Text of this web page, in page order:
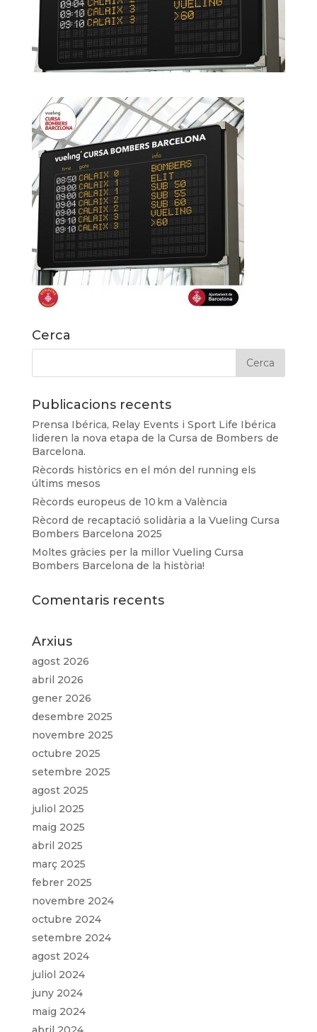
Cerca
Publicacions recents
Prensa Ibérica, Relay Events i Sport Life Ibérica
lideren la nova etapa de la Cursa de Bombers de
Barcelona.
Rècords històrics en el món del running els
últims mesos
Rècords europeus de 10 km a València
Rècord de recaptació solidària a la Vueling Cursa
Bombers Barcelona 2025
Moltes gràcies per la millor Vueling Cursa
Bombers Barcelona de la història!
Comentaris recents
Arxius
agost 2026
abril 2026
gener 2026
desembre 2025
novembre 2025
octubre 2025
setembre 2025
agost 2025
juliol 2025
maig 2025
abril 2025
març 2025
febrer 2025
novembre 2024
octubre 2024
setembre 2024
agost 2024
juliol 2024
juny 2024
maig 2024